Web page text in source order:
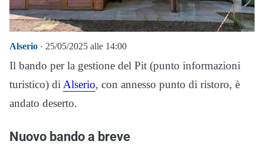
Alserio · 25/05/2025 alle 14:00
Il bando per la gestione del Pit (punto informazioni
turistico) di Alserio, con annesso punto di ristoro, è
andato deserto.
Nuovo bando a breve